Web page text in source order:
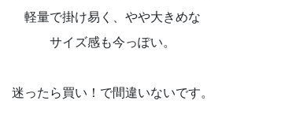
軽量で掛け易く、やや大きめな
サイズ感も今っぽい。
迷ったら買い！で間違いないです。